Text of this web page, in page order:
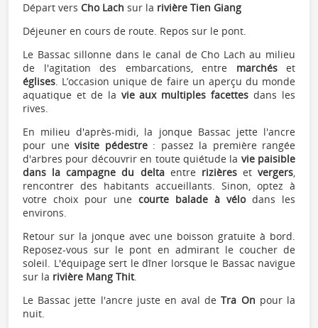
Départ vers Cho Lach sur la rivière Tien Giang
Déjeuner en cours de route. Repos sur le pont.
Le Bassac sillonne dans le canal de Cho Lach au milieu
de l'agitation des embarcations, entre marchéset
églises. L’occasion unique de faire un aperçu du monde
aquatique et de la vie aux multiples facettes dans les
rives.
En milieu d'après-midi, la jonque Bassac jette l'ancre
pour une visite pédestre: passez la première rangée
d'arbres pour découvrir en toute quiétude la vie paisible
dans la campagne du delta entre rizièreset vergers,
rencontrer des habitants accueillants. Sinon, optez à
votre choix pour une courte balade à vélodans les
environs.
Retour sur la jonque avec une boisson gratuite à bord.
Reposez-vous sur le pont en admirant le coucher de
soleil. L'équipage sert le dîner lorsque le Bassac navigue
sur la rivière Mang Thit.
Le Bassac jette l'ancre juste en aval deTra On pour la
nuit.